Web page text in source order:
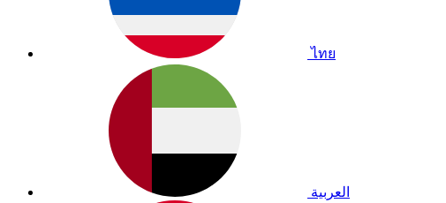
ไทย
العربية